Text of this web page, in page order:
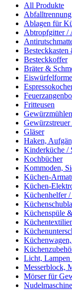
All Produkte
Ablagen für
Abtropfgitter /
Besteckkasten
Besteckkoffer
Bräter &
Fritteusen
Gläser
Haken,
Kinderküche /
Kochbücher
Kommoden,
Küchen-
Küchen-
Küchenhelfer
Küchenspüle
Licht, Lampen
Messerblock,
Mörser für